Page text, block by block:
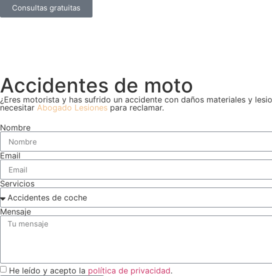
Consultas gratuitas
Accidentes de moto
¿Eres motorista y has sufrido un accidente con daños materiales y
necesitar Abogado Lesiones para reclamar.
Nombre
Email
Servicios
Mensaje
He leído y acepto la política de privacidad.